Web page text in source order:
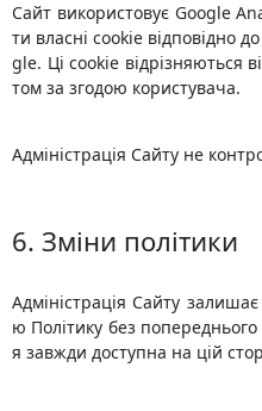
Сайт використовує Google
ти власні cookie відповідно
gle. Ці cookie відрізняються
том за згодою користувача.
Адміністрація Сайту не
6. Зміни політики
Адміністрація Сайту
ю Політику без
я завжди доступна на цій